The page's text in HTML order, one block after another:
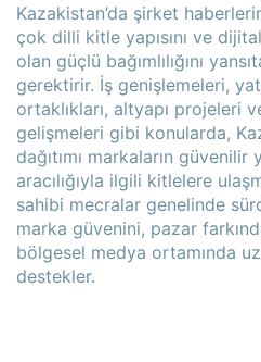
Kazakistan’da şirket
çok dilli kitle yapısını ve
olan güçlü bağımlılığını
gerektirir. İş genişlemeleri,
ortaklıkları, altyapı projeleri
gelişmeleri gibi konularda,
dağıtımı markaların güvenilir
aracılığıyla ilgili kitlelere
sahibi mecralar genelinde
marka güvenini, pazar
bölgesel medya ortamında
destekler.